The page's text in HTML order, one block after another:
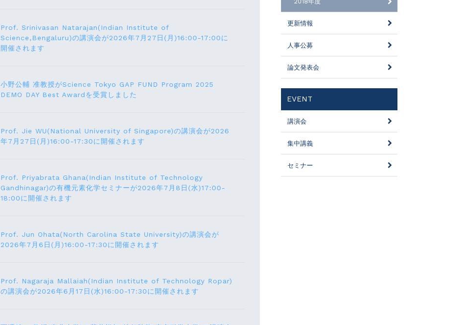
Prof. Srinivasan Natarajan(Indian Institute of
Science,Bengaluru)の講演会が2026年7月27⽇(月)16:00-17:00に
開催されます
小野公輔 准教授がScience Tokyo GAP FUND Program 2025
DEMO DAY Best Awardを受賞しました
Prof. Jie WU(National University of Singapore)の講演会が2026
年7月27日(月)16:00-17:30に開催されます
Prof. Priyabrata Ghana(Indian Institute of Technology
Gandhinagar)の有機元素化学セミナーが2026年7月8日(水)17:00-
18:00に開催されます
Prof. Jun Ohata(North Carolina State University)の講演会が
2026年7月6日(月)16:00-17:30に開催されます
Prof. Nagaraja Mallaiah(Indian Institute of Technology Ropar)
の講演会が2026年6月17⽇(水)16:00-17:30に開催されます
更新情報
人事公募
論文発表会
EVENT
講演会
集中講義
セミナー